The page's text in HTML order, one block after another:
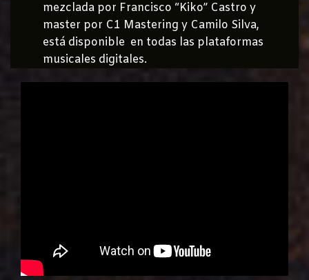
mezclada por Francisco “Kiko” Castro y
master por C1 Mastering y Camilo Silva,
está disponible en todas las plataformas
musicales digitales.